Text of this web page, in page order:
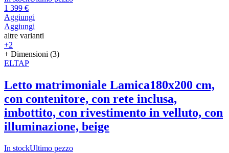
1 399 €
Aggiungi
Aggiungi
altre varianti
+2
+ Dimensioni (3)
ELTAP
Letto matrimoniale Lamica180x200 cm,
con contenitore, con rete inclusa,
imbottito, con rivestimento in velluto, con
illuminazione, beige
In stockUltimo pezzo